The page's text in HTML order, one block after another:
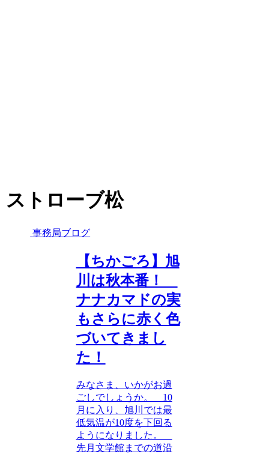
ストローブ松
事務局ブログ
【ちかごろ】旭
川は秋本番！
ナナカマドの実
もさらに赤く色
づいてきまし
た！
みなさま、いかがお過
ごしでしょうか。 10
月に入り、旭川では最
低気温が10度を下回る
ようになりました。
先月文学館までの道沿